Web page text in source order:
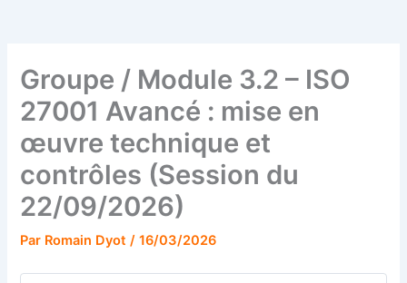
Groupe / Module 3.2 – ISO
27001 Avancé : mise en
œuvre technique et
contrôles (Session du
22/09/2026)
Par Romain Dyot/16/03/2026